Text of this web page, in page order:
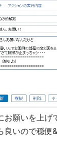
お願いを上げ
良いので穏便